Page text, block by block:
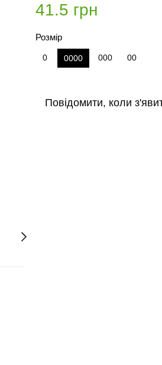
41.5 грн
Розмір
0 0000 000 00
Повідомити, коли